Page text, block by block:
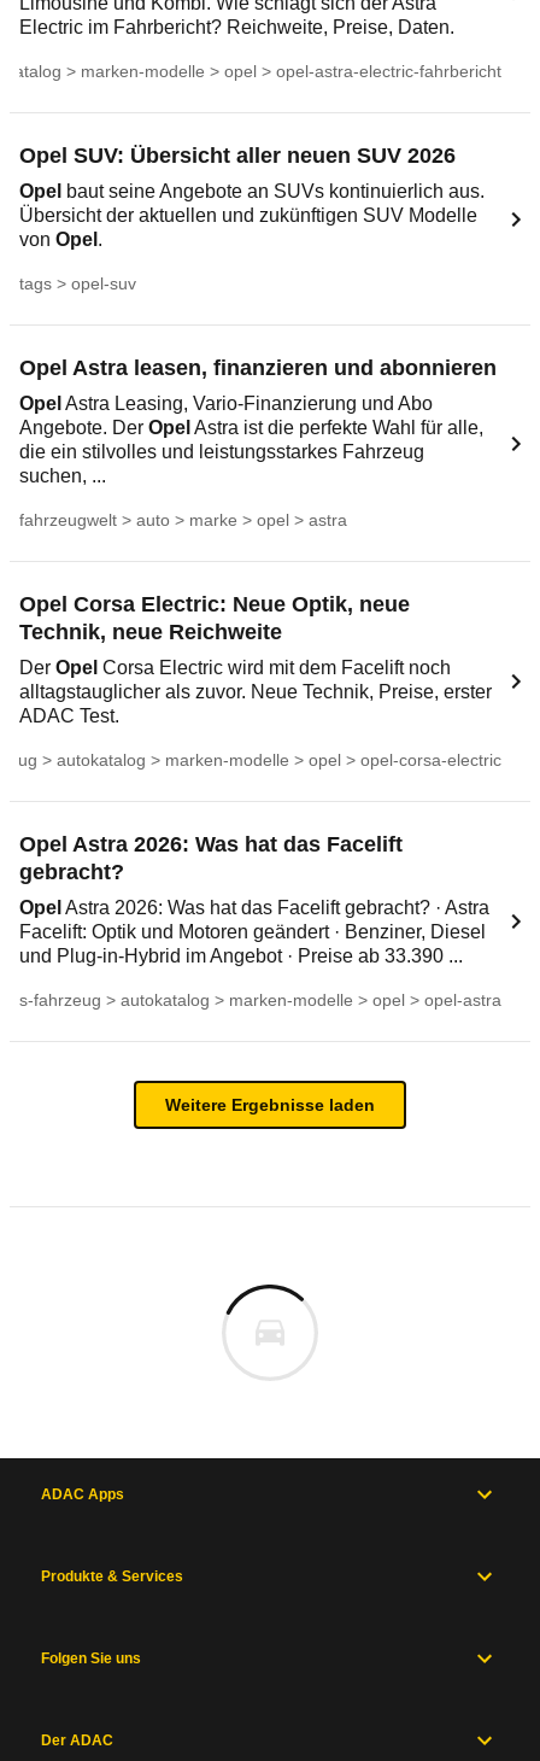
Electric im Fahrbericht? Reichweite, Preise, Daten.
> marken-modelle > opel > opel-astra-electric-fahrbericht
Opel SUV: Übersicht aller neuen SUV 2026
Opel baut seine Angebote an SUVs kontinuierlich aus.
Übersicht der aktuellen und zukünftigen SUV Modelle
von Opel .
tags > opel-suv
Opel Astra leasen, finanzieren und abonnieren
Opel Astra Leasing, Vario-Finanzierung und Abo
Angebote. Der Opel Astra ist die perfekte Wahl für alle,
die ein stilvolles und leistungsstarkes Fahrzeug
suchen, ...
fahrzeugwelt > auto > marke > opel > astra
Opel Corsa Electric: Neue Optik, neue
Technik, neue Reichweite
Der Opel Corsa Electric wird mit dem Facelift noch
alltagstauglicher als zuvor. Neue Technik, Preise, erster
ADAC Test.
> autokatalog > marken-modelle > opel > opel-corsa-electric
Opel Astra 2026: Was hat das Facelift
gebracht?
Opel Astra 2026: Was hat das Facelift gebracht? · Astra
Facelift: Optik und Motoren geändert · Benziner, Diesel
und Plug‑in-Hybrid im Angebot · Preise ab 33.390 ...
fahrzeug > autokatalog > marken-modelle > opel > opel-astra
Weitere Ergebnisse laden
ADAC Apps
Produkte & Services
Folgen Sie uns
Der ADAC